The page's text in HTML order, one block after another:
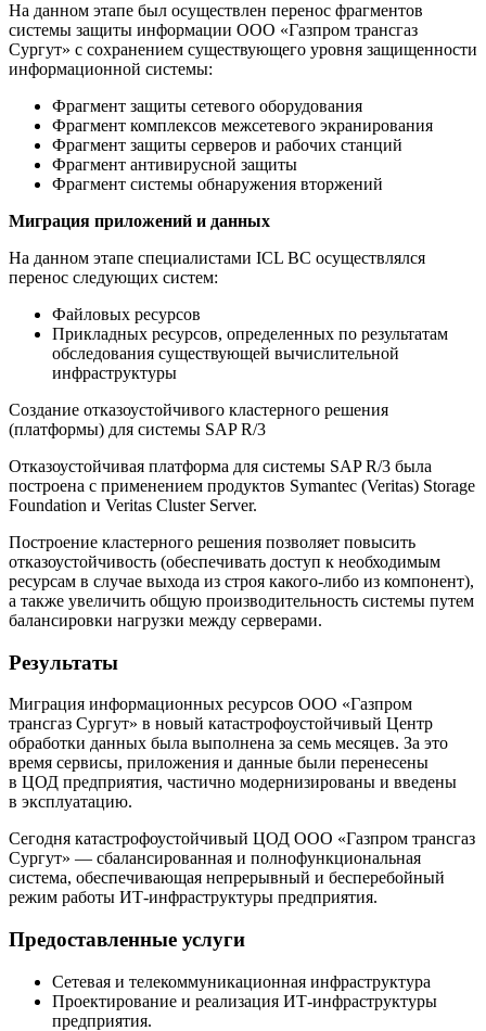
На данном этапе был осуществлен перенос фрагментов
системы защиты информации ООО «Газпром трансгаз
Сургут» с сохранением существующего уровня защищенности
информационной системы:
Фрагмент защиты сетевого оборудования
Фрагмент комплексов межсетевого экранирования
Фрагмент защиты серверов и рабочих станций
Фрагмент антивирусной защиты
Фрагмент системы обнаружения вторжений
Миграция приложений и данных
На данном этапе специалистами ICL ВС осуществлялся
перенос следующих систем:
Файловых ресурсов
Прикладных ресурсов, определенных по результатам
обследования существующей вычислительной
инфраструктуры
Создание отказоустойчивого кластерного решения
(платформы) для системы SAP R/3
Отказоустойчивая платформа для системы SAP R/3 была
построена с применением продуктов Symantec (Veritas) Storage
Foundation и Veritas Cluster Server.
Построение кластерного решения позволяет повысить
отказоустойчивость (обеспечивать доступ к необходимым
ресурсам в случае выхода из строя какого-либо из компонент),
а также увеличить общую производительность системы путем
балансировки нагрузки между серверами.
Результаты
Миграция информационных ресурсов ООО «Газпром
трансгаз Сургут» в новый катастрофоустойчивый Центр
обработки данных была выполнена за семь месяцев. За это
время сервисы, приложения и данные были перенесены
в ЦОД предприятия, частично модернизированы и введены
в эксплуатацию.
Сегодня катастрофоустойчивый ЦОД ООО «Газпром трансгаз
Сургут» — сбалансированная и полнофункциональная
система, обеспечивающая непрерывный и бесперебойный
режим работы ИТ-инфраструктуры предприятия.
Предоставленные услуги
Сетевая и телекоммуникационная инфраструктура
Проектирование и реализация ИТ-инфраструктуры
предприятия.